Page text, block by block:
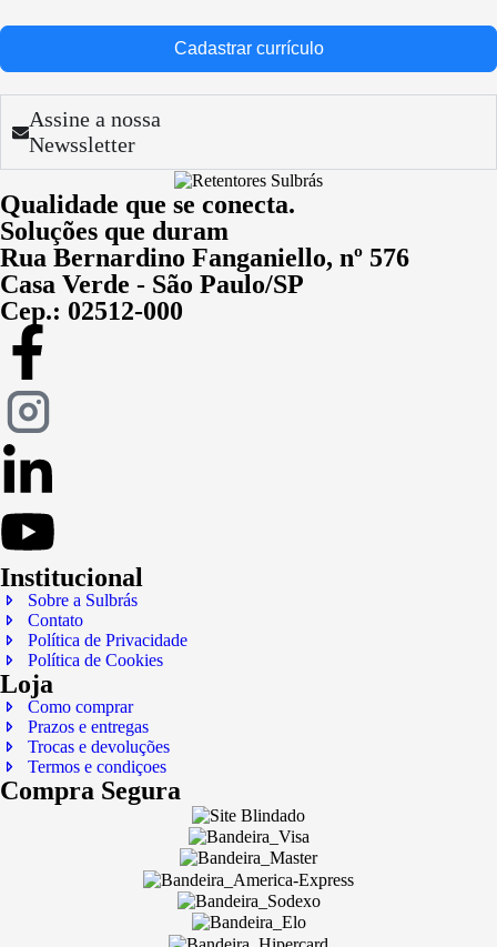
Cadastrar currículo
Assine a nossa
Newssletter
Qualidade que se conecta.
Soluções que duram
Rua Bernardino Fanganiello, nº 576
Casa Verde - São Paulo/SP
Cep.: 02512-000
Institucional
Sobre a Sulbrás
Contato
Política de Privacidade
Política de Cookies
Loja
Como comprar
Prazos e entregas
Trocas e devoluções
Termos e condiçoes
Compra Segura